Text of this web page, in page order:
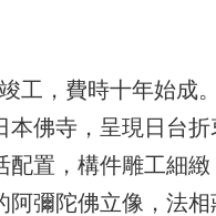
工，費時十年始成
佛寺，呈現日台
置，構件雕工細
彌陀佛立像，法相